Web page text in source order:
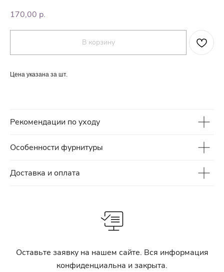
170,00 р.
В корзину
Цена указана за шт.
Рекомендации по уходу
Особенности фурнитуры
Доставка и оплата
Оставьте заявку на нашем сайте. Вся информация
конфиденциальна и закрыта.